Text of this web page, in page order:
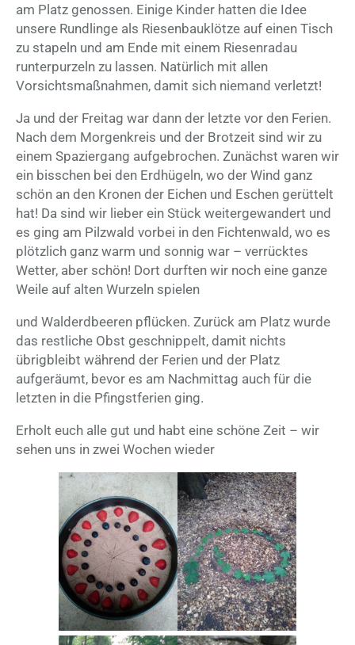
am Platz genossen. Einige Kinder hatten die Idee
unsere Rundlinge als Riesenbauklötze auf einen Tisch
zu stapeln und am Ende mit einem Riesenradau
runterpurzeln zu lassen. Natürlich mit allen
Vorsichtsmaßnahmen, damit sich niemand verletzt!
Ja und der Freitag war dann der letzte vor den Ferien.
Nach dem Morgenkreis und der Brotzeit sind wir zu
einem Spaziergang aufgebrochen. Zunächst waren wir
ein bisschen bei den Erdhügeln, wo der Wind ganz
schön an den Kronen der Eichen und Eschen gerüttelt
hat! Da sind wir lieber ein Stück weitergewandert und
es ging am Pilzwald vorbei in den Fichtenwald, wo es
plötzlich ganz warm und sonnig war – verrücktes
Wetter, aber schön! Dort durften wir noch eine ganze
Weile auf alten Wurzeln spielen
und Walderdbeeren pflücken. Zurück am Platz wurde
das restliche Obst geschnippelt, damit nichts
übrigbleibt während der Ferien und der Platz
aufgeräumt, bevor es am Nachmittag auch für die
letzten in die Pfingstferien ging.
Erholt euch alle gut und habt eine schöne Zeit – wir
sehen uns in zwei Wochen wieder